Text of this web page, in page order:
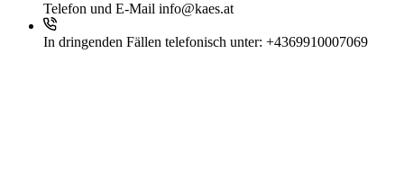
Telefon und E-Mail info@kaes.at
In dringenden Fällen telefonisch unter: +4369910007069